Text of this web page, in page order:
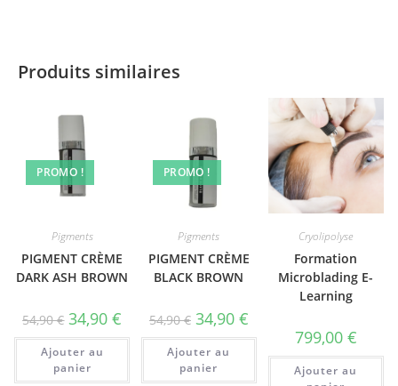
Produits similaires
PROMO !
Pigments
PIGMENT CRÈME
DARK ASH BROWN
54,90€ 34,90€
Ajouter au
panier
PROMO !
Pigments
PIGMENT CRÈME
BLACK BROWN
54,90€ 34,90 €
Ajouter au
panier
Cryolipolyse
Formation
Microblading E-
Learning
799,00 €
Ajouter au